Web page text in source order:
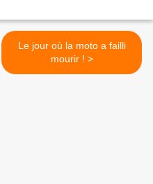
Le jour où la moto a failli
mourir ! >